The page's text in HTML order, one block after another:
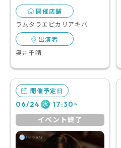
開催店舗
ラムタラエピカリアキバ
出演者
奥井千晴
開催予定日
06/24 水 17:30~
イベント終了